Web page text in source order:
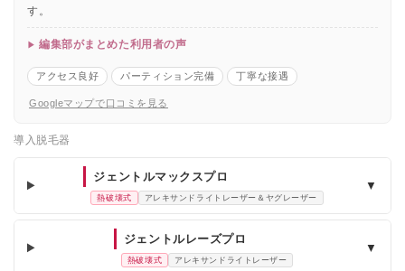
す。
編集部がまとめた利用者の声
アクセス良好 パーティション完備 丁寧な接遇
Googleマップで口コミを見る
導入脱毛器
ジェントルマックスプロ
熱破壊式 アレキサンドライトレーザー＆ヤグレーザー
▼
ジェントルレーズプロ
熱破壊式 アレキサンドライトレーザー
▼